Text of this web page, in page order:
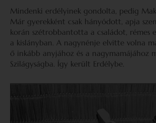
Mindenki erdélyinek gondolta, pedig
Már gyerekként csak hányódott, apja
korán szétrobbantotta a családot, rémes
a kislányban. A nagynénje elvitte volna
ő inkább anyjához és a nagymamájához
Szilágyságba. Így került Erdélybe.